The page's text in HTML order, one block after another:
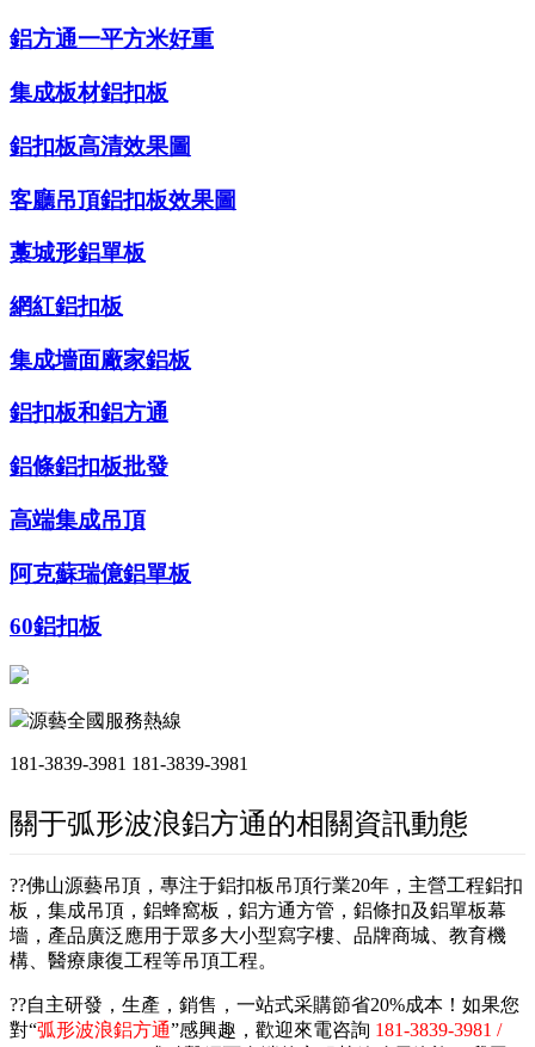
鋁方通一平方米好重
集成板材鋁扣板
鋁扣板高清效果圖
客廳吊頂鋁扣板效果圖
藁城形鋁單板
網紅鋁扣板
集成墻面廠家鋁板
鋁扣板和鋁方通
鋁條鋁扣板批發
高端集成吊頂
阿克蘇瑞億鋁單板
60鋁扣板
源藝全國服務熱線
181-3839-3981 181-3839-3981
關于弧形波浪鋁方通的相關資訊動態
??佛山源藝吊頂，專注于鋁扣板吊頂行業20年，主營工程鋁扣
板，集成吊頂，鋁蜂窩板，鋁方通方管，鋁條扣及鋁單板幕
墻，產品廣泛應用于眾多大小型寫字樓、品牌商城、教育機
構、醫療康復工程等吊頂工程。
??自主研發，生產，銷售，一站式采購節省20%成本！如果您
對“弧形波浪鋁方通”感興趣，歡迎來電咨詢 181-3839-3981 /